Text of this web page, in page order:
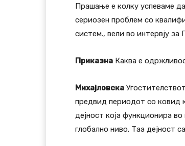
Прашање е колку успеваме
сериозен проблем со
систем., вели во интервју за
Приказна Каква е
Михајловска
предвид периодот со ковид
дејност која функционира
глобално ниво. Таа дејност